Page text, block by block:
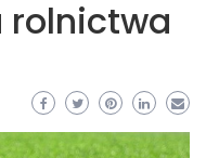
rolnictwa